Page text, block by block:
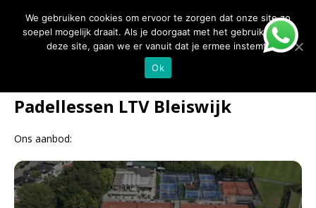
FOCUS TENNIS PADEL
Padellessen LTV Bleiswijk
Ons aanbod:
We gebruiken cookies om ervoor te zorgen dat onze site zo
soepel mogelijk draait. Als je doorgaat met het gebruiken van
deze site, gaan we er vanuit dat je ermee instemt.
Ok